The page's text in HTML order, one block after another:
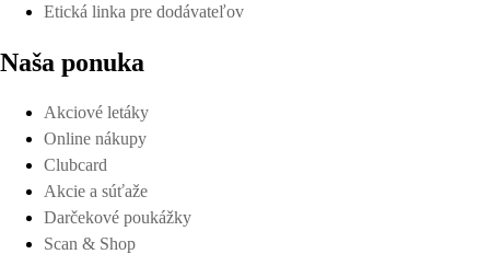
Etická linka pre dodávateľov
Naša ponuka
Akciové letáky
Online nákupy
Clubcard
Akcie a súťaže
Darčekové poukážky
Scan & Shop